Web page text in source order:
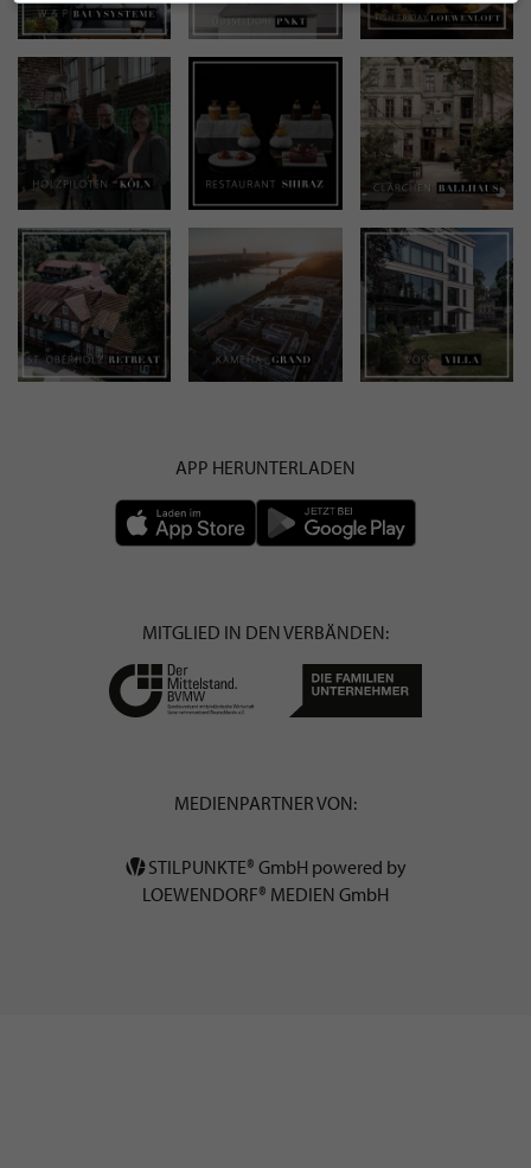
APP HERUNTERLADEN
MITGLIED IN DEN VERBÄNDEN:
MEDIENPARTNER VON:
STILPUNKTE® GmbH powered by
LOEWENDORF® MEDIEN GmbH